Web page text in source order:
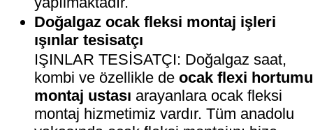
Doğalgaz ocak fleksi montaj işleri
ışınlar tesisatçı
IŞINLAR TESİSATÇI: Doğalgaz saat,
kombi ve özellikle deocak flexi hortumu
montaj ustası arayanlara ocak fleksi
montaj hizmetimiz vardır. Tüm anadolu